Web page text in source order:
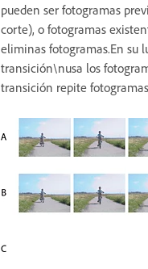
pueden ser fotogramas
corte), o fotogramas
eliminas fotogramas.En su
transición\nusa los
transición repite